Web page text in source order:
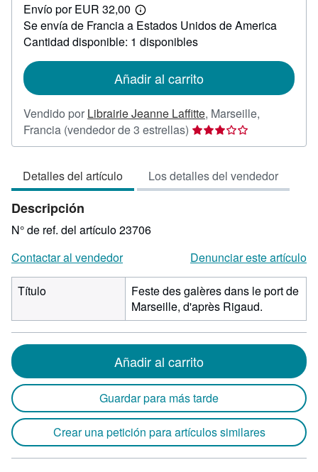
200,00
Envío por EUR 32,00
Más
información
sobre
las
envío
Se envía de Francia a Estados Unidos de America
Cantidad disponible: 1 disponibles
Añadir al carrito
Vendido por Librairie Jeanne Laffitte, Marseille,
Francia (vendedor de 3 estrellas) Calificación
del
3
de
Detalles del artículo Los detalles del vendedor
Descripción
N° de ref. del artículo 23706
Contactar al vendedor
Denunciar este artículo
Título
Feste des galères dans le port de
Marseille, d'après Rigaud.
Añadir al carrito
Guardar para más tarde
Crear una petición para artículos similares